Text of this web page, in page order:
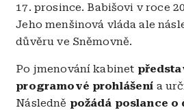
17. prosince. Babišovi v roce
Jeho menšinová vláda ale
důvěru ve Sněmovně.
Po jmenování kabinet
programové prohlášení a
Následně požádá poslance o